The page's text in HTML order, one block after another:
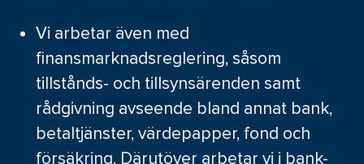
Vi arbetar även med
finansmarknadsreglering, såsom
tillstånds- och tillsynsärenden samt
rådgivning avseende bland annat bank,
betaltjänster, värdepapper, fond och
försäkring. Därutöver arbetar vi i bank-